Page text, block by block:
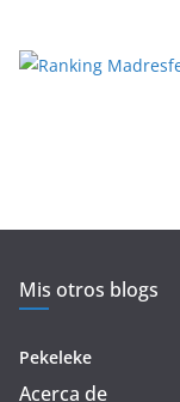
Mis otros blogs
Pekeleke
Acerca de